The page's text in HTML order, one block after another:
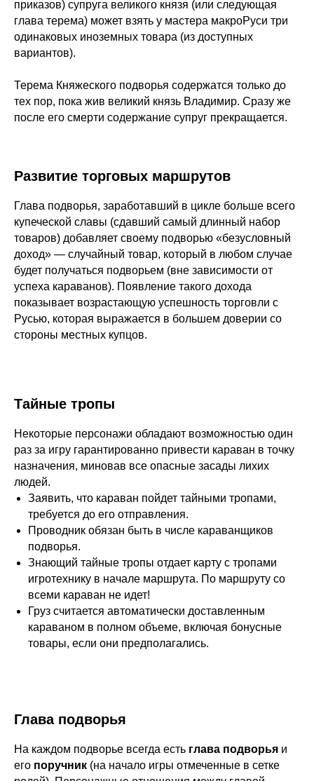
приказов) супруга великого князя (или следующая
глава терема) может взять у мастера макроРуси три
одинаковых иноземных товара (из доступных
вариантов).
Терема Княжеского подворья содержатся только до
тех пор, пока жив великий князь Владимир. Сразу же
после его смерти содержание супруг прекращается.
Развитие торговых маршрутов
Глава подворья, заработавший в цикле больше всего
купеческой славы (сдавший самый длинный набор
товаров) добавляет своему подворью «безусловный
доход» — случайный товар, который в любом случае
будет получаться подворьем (вне зависимости от
успеха караванов). Появление такого дохода
показывает возрастающую успешность торговли с
Русью, которая выражается в большем доверии со
стороны местных купцов.
Тайные тропы
Некоторые персонажи обладают возможностью один
раз за игру гарантированно привести караван в точку
назначения, миновав все опасные засады лихих
людей.
Заявить, что караван пойдет тайными тропами,
требуется до его отправления.
Проводник обязан быть в числе караванщиков
подворья.
Знающий тайные тропы отдает карту с тропами
игротехнику в начале маршрута. По маршруту со
всеми караван не идет!
Груз считается автоматически доставленным
караваном в полном объеме, включая бонусные
товары, если они предполагались.
Глава подворья
На каждом подворье всегда есть глава подворья и
его поручник (на начало игры отмеченные в сетке